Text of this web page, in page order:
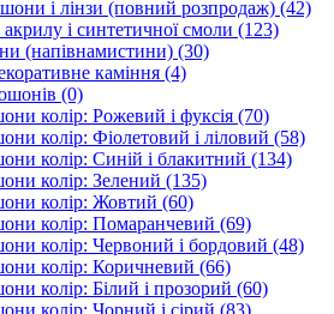
і лінзи (повний розпродаж) (42)
і синтетичної смоли (123)
(напівнамистини) (30)
каміння (4)
(0)
колір: Рожевий і фуксія (70)
колір: Фіолетовий і ліловий (58)
колір: Синій і блакитний (134)
колір: Зелений (135)
колір: Жовтий (60)
колір: Помаранчевий (69)
колір: Червоний і бордовий (48)
колір: Коричневий (66)
колір: Білий і прозорий (60)
колір: Чорний і сірий (83)